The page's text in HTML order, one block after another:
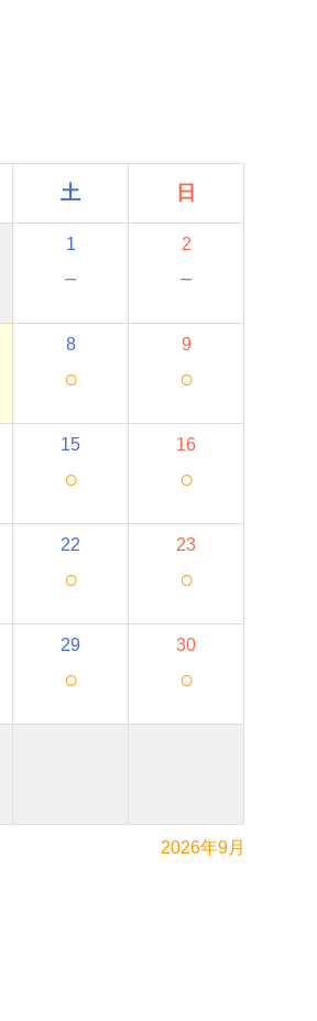
土 日
1
－
2
－
8
○
9
○
15
○
16
○
22
○
23
○
29
○
30
○
2026年9月